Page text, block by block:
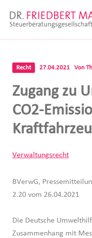
Inhalt
Recht 27.04.2021 Von
Zugang zu
CO2-
Verwaltungsrecht
BVerwG,
2.20 vom 26.04.2021
Die Deutsche
Zusammenhang mit